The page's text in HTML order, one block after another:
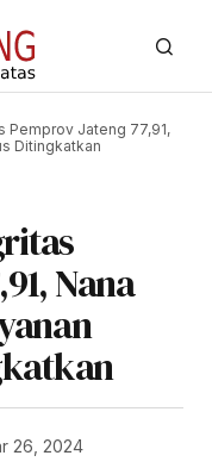
Pemprov Jateng 77,91,
Ditingkatkan
Nana
26, 2024